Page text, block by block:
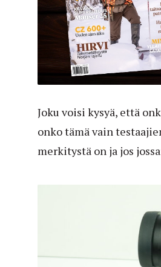
Joku voisi kysyä, että
onko tämä vain
merkitystä on ja jos